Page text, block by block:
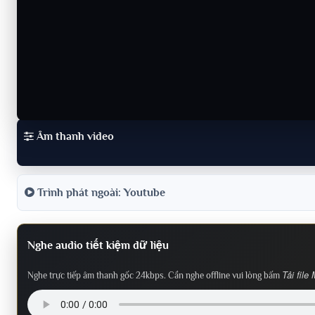
Âm thanh video
Trình phát ngoài: Youtube
Nghe audio tiết kiệm dữ liệu
Nghe trực tiếp âm thanh gốc 24kbps. Cần nghe offline vui lòng bấm Tải file